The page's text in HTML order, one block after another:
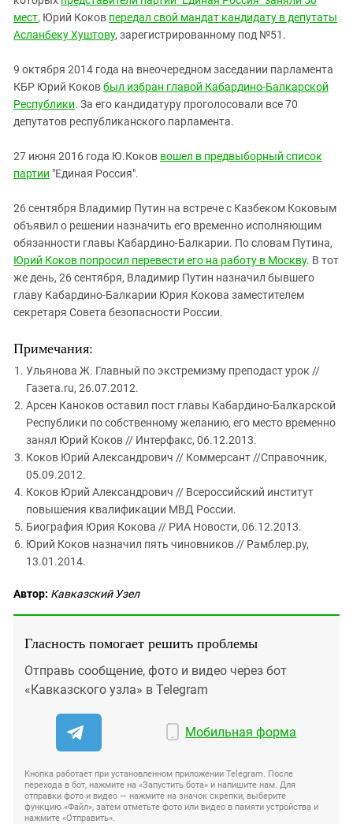
мест, Юрий Коков передал свой мандат кандидату в депутаты
Асланбеку Хуштову, зарегистрированному под №51.
9 октября 2014 года на внеочередном заседании парламента
КБР Юрий Коковбыл избран главой Кабардино-Балкарской
Республики. За его кандидатуру проголосовали все 70
депутатов республиканского парламента.
27 июня 2016 года Ю.Коков вошел в предвыборный список
партии "Единая Россия".
26 сентября Владимир Путин на встрече с Казбеком Коковым
объявил о решении назначить его временно исполняющим
обязанности главы Кабардино-Балкарии. По словам Путина,
Юрий Коков попросил перевести его на работу в Москву. В тот
же день, 26 сентября, Владимир Путин назначил бывшего
главу Кабардино-Балкарии Юрия Кокова заместителем
секретаря Совета безопасности России.
Примечания:
Ульянова Ж. Главный по экстремизму преподаст урок //
Газета.ru, 26.07.2012.
Арсен Каноков оставил пост главы Кабардино-Балкарской
Республики по собственному желанию, его место временно
занял Юрий Коков // Интерфакс, 06.12.2013.
Коков Юрий Александрович // Коммерсант //Справочник,
05.09.2012.
Коков Юрий Александрович // Всероссийский институт
повышения квалификации МВД России.
Биография Юрия Кокова // РИА Новости, 06.12.2013.
Юрий Коков назначил пять чиновников // Рамблер.ру,
13.01.2014.
Автор: Кавказский Узел
Гласность помогает решить проблемы
Отправь сообщение, фото и видео через бот
«Кавказского узла» в Telegram
Мобильная форма
Кнопка работает при установленном приложении Telegram. После
перехода в бот, нажмите на «Запустить бота» и напишите нам. Для
отправки фото и видео — нажмите на значок скрепки, выберите
функцию «Файл», затем отметьте фото или видео в памяти устройства и
нажмите «Отправить».